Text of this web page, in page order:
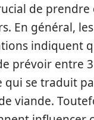
de
En général, les
indiquent
prévoir entre
qui se traduit
viande.